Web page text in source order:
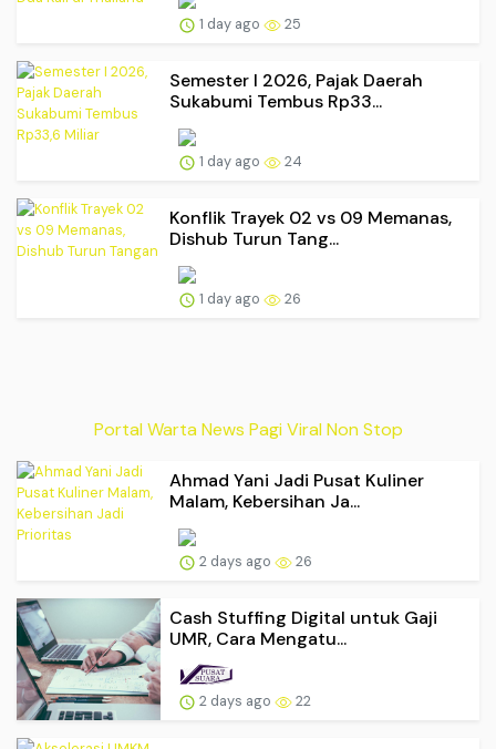
1 day ago 25
Semester I 2026, Pajak Daerah
Sukabumi Tembus Rp33...
1 day ago 24
Konflik Trayek 02 vs 09 Memanas,
Dishub Turun Tang...
1 day ago 26
Portal Warta News Pagi Viral Non Stop
Ahmad Yani Jadi Pusat Kuliner
Malam, Kebersihan Ja...
2 days ago 26
Cash Stuffing Digital untuk Gaji
UMR, Cara Mengatu...
2 days ago 22